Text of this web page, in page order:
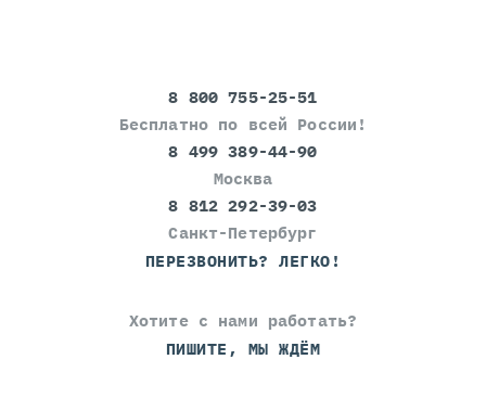
8 800 755-25-51
Бесплатно по всей России!
8 499 389-44-90
Москва
8 812 292-39-03
Санкт-Петербург
ПЕРЕЗВОНИТЬ? ЛЕГКО!
Хотите с нами работать?
ПИШИТЕ, МЫ ЖДЁМ